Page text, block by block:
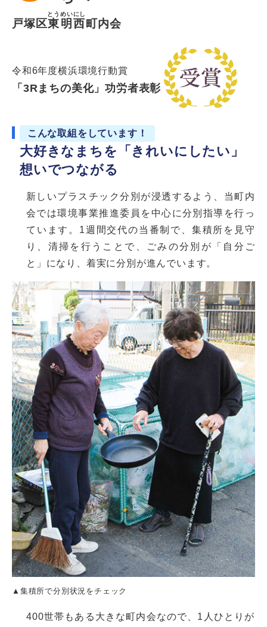
戸塚区東明西
とうめいにし
町内会
令和6年度横浜環境行動賞
「3Rまちの美化」功労者表彰
こんな取組をしています！
大好きなまちを「きれいにしたい」
想いでつながる
▲集積所で分別状況をチェック
新しいプラスチック分別が浸透するよう、当町内
会では環境事業推進委員を中心に分別指導を行っ
ています。1週間交代の当番制で、集積所を見守
り、清掃を行うことで、ごみの分別が「自分ご
と」になり、着実に分別が進んでいます。
400世帯もある大きな町内会なので、1人ひとりが